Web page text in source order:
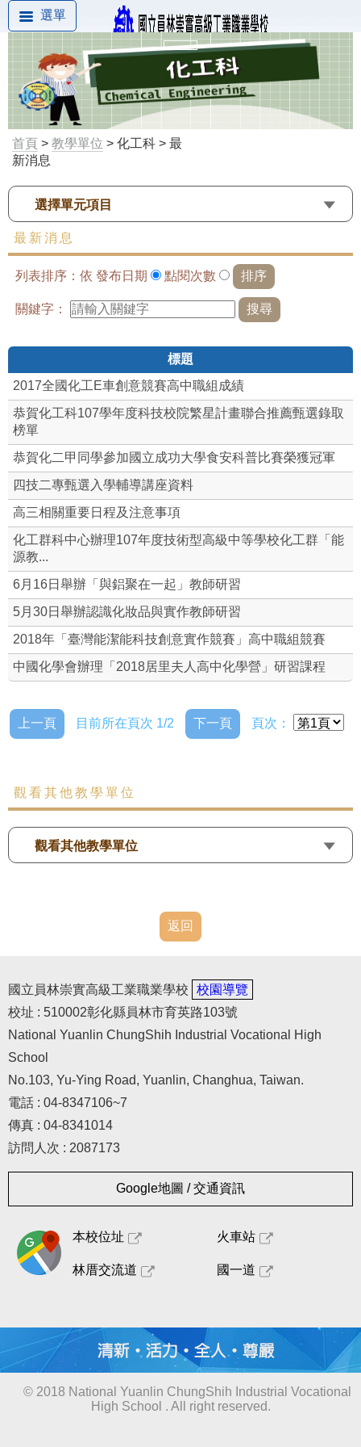
選單
首頁 > 教學單位 > 化工科 > 最
新消息
選擇單元項目
最新消息
列表排序：依 發布日期 點閱次數
關鍵字：
標題
2017全國化工E車創意競賽高中職組成績
恭賀化工科107學年度科技校院繁星計畫聯合推薦甄選錄取
榜單
恭賀化二甲同學參加國立成功大學食安科普比賽榮獲冠軍
四技二專甄選入學輔導講座資料
高三相關重要日程及注意事項
化工群科中心辦理107年度技術型高級中等學校化工群「能
源教...
6月16日舉辦「與鋁聚在一起」教師研習
5月30日舉辦認識化妝品與實作教師研習
2018年「臺灣能潔能科技創意實作競賽」高中職組競賽
中國化學會辦理「2018居里夫人高中化學營」研習課程
上一頁 目前所在頁次 1/2 下一頁 頁次：
觀看其他教學單位
觀看其他教學單位
返回
國立員林崇實高級工業職業學校
校園導覽
校址 : 510002彰化縣員林市育英路103號
National Yuanlin ChungShih Industrial Vocational High
School
No.103, Yu-Ying Road, Yuanlin, Changhua, Taiwan.
電話 : 04-8347106~7
傳真 : 04-8341014
訪問人次 : 2087173
Google地圖 / 交通資訊
本校位址 火車站
林厝交流道 國一道
© 2018 National Yuanlin ChungShih Industrial Vocational
High School . All right reserved.